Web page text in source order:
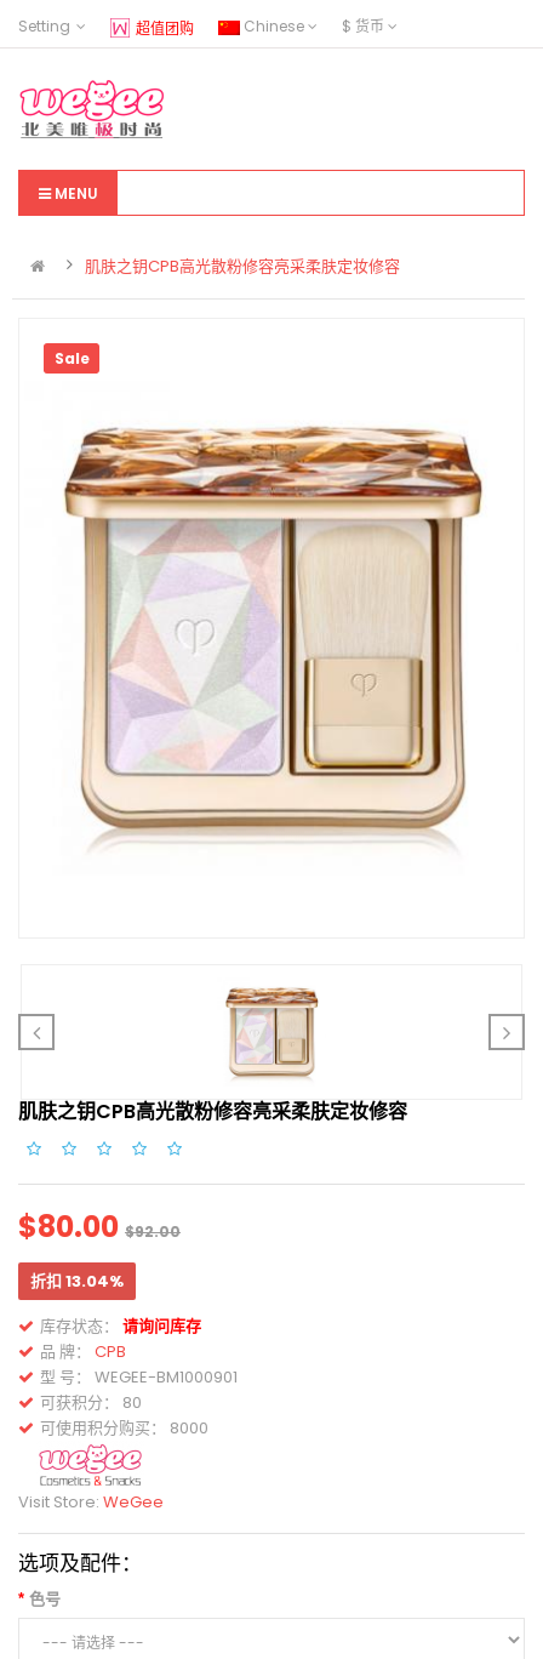
Setting 超值团购 Chinese $ 货币
MENU
肌肤之钥CPB高光散粉修容亮采柔肤定妆修容
Sale
肌肤之钥CPB高光散粉修容亮采柔肤定妆修容
$80.00 $92.00
折扣 13.04%
库存状态：
请询问库存
品 牌： CPB
型 号： WEGEE-BM1000901
可获积分： 80
可使用积分购买： 8000
Visit Store: WeGee
选项及配件：
色号